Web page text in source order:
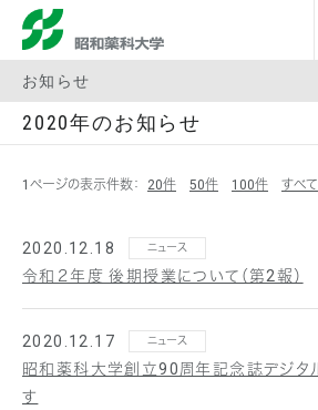
2020年のお知らせ
1ページの表示件数： 20件 50件 100件 すべて
2020.12.18 ニュース
令和２年度 後期授業について（第2報）
2020.12.17 ニュース
昭和薬科大学創立90周年記念誌デジタ
す
お知らせ